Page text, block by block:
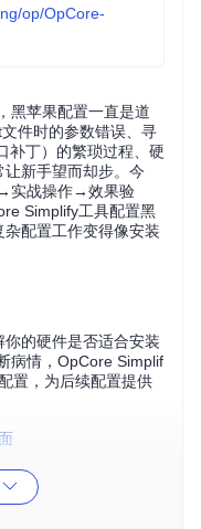
op/OpCore-
黑苹果配置一直是道
件时的参数错误、寻
补丁）的繁琐过程、硬
新手望而却步。今
实战操作→效果验
Simplify工具配置黑
配置工作变得像安装
的硬件是否适合安装
病情，OpCore Simplif
置，为后续配置提供
面，显示CPU、显卡